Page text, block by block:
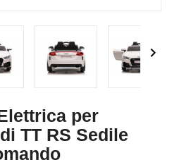

per
TT RS Sedile